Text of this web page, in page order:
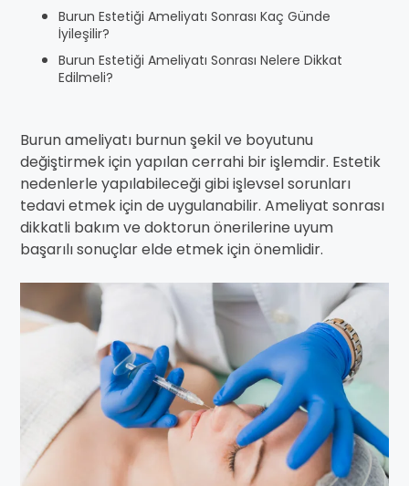
Burun Estetiği Ameliyatı Sonrası Kaç Günde
İyileşilir?
Burun Estetiği Ameliyatı Sonrası Nelere Dikkat
Edilmeli?
Burun ameliyatı burnun şekil ve boyutunu
değiştirmek için yapılan cerrahi bir işlemdir. Estetik
nedenlerle yapılabileceği gibi işlevsel sorunları
tedavi etmek için de uygulanabilir. Ameliyat sonrası
dikkatli bakım ve doktorun önerilerine uyum
başarılı sonuçlar elde etmek için önemlidir.